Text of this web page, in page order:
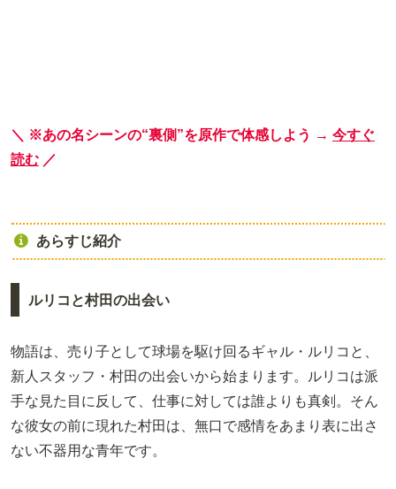
＼ ※あの名シーンの“裏側”を原作で体感しよう → 今すぐ
読む ／
あらすじ紹介
ルリコと村田の出会い
物語は、売り子として球場を駆け回るギャル・ルリコと、
新人スタッフ・村田の出会いから始まります。ルリコは派
手な見た目に反して、仕事に対しては誰よりも真剣。そん
な彼女の前に現れた村田は、無口で感情をあまり表に出さ
ない不器用な青年です。